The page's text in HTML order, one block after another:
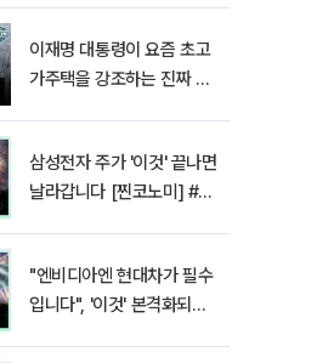
이재명 대통령이 요즘 초고
가주택을 강조하는 진짜 이
삼성전자 주가 '이것' 끝나면
날라갑니다 [찐코노미] #반
"엔비디아엔 현대차가 필수
입니다", '이것' 본격화되면